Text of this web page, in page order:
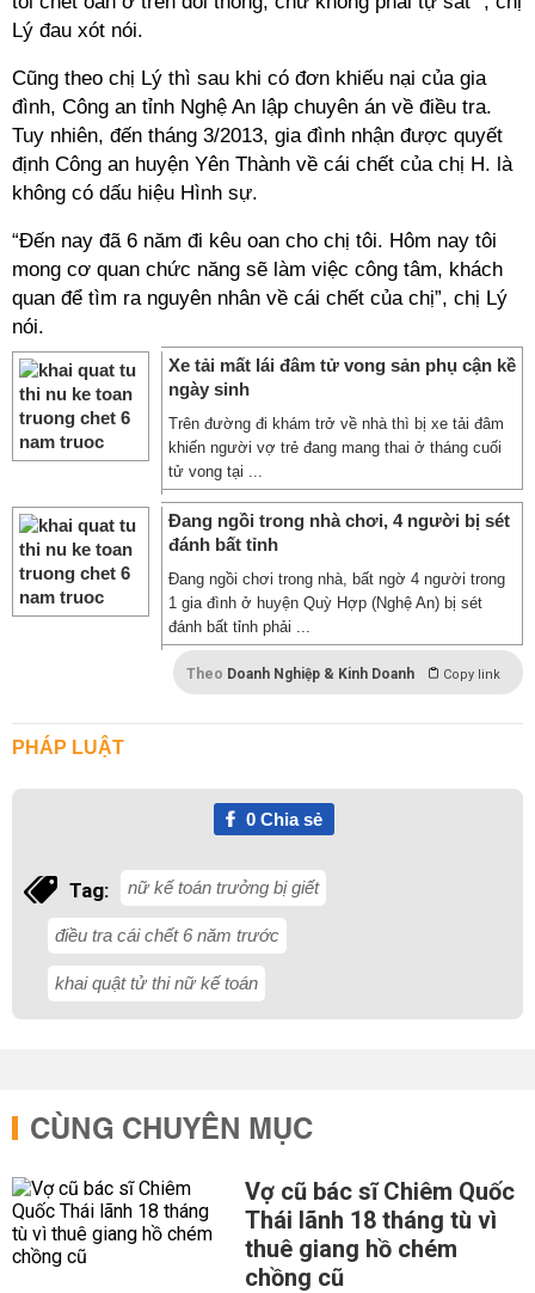
Lý đau xót nói.
Cũng theo chị Lý thì sau khi có đơn khiếu nại của gia
đình, Công an tỉnh Nghệ An lập chuyên án về điều tra.
Tuy nhiên, đến tháng 3/2013, gia đình nhận được quyết
định Công an huyện Yên Thành về cái chết của chị H. là
không có dấu hiệu Hình sự.
“Đến nay đã 6 năm đi kêu oan cho chị tôi. Hôm nay tôi
mong cơ quan chức năng sẽ làm việc công tâm, khách
quan để tìm ra nguyên nhân về cái chết của chị”, chị Lý
nói.
Xe tải mất lái đâm tử vong sản phụ cận kề
ngày sinh
Trên đường đi khám trở về nhà thì bị xe tải đâm
khiến người vợ trẻ đang mang thai ở tháng cuối
tử vong tại ...
Đang ngồi trong nhà chơi, 4 người bị sét
đánh bất tỉnh
Đang ngồi chơi trong nhà, bất ngờ 4 người trong
1 gia đình ở huyện Quỳ Hợp (Nghệ An) bị sét
đánh bất tỉnh phải ...
Theo Doanh Nghiệp & Kinh Doanh Copy link
PHÁP LUẬT
0Chia sẻ
Tag: nữ kế toán trưởng bị giết
điều tra cái chết 6 năm trước
khai quật tử thi nữ kế toán
CÙNG CHUYÊN MỤC
Vợ cũ bác sĩ Chiêm Quốc
Thái lãnh 18 tháng tù vì
thuê giang hồ chém
chồng cũ